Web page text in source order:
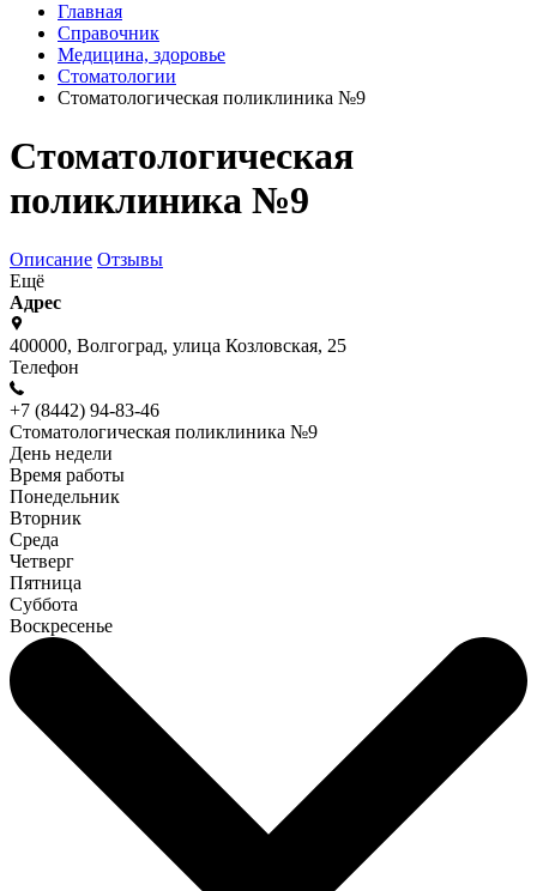
Главная
Справочник
Медицина, здоровье
Стоматологии
Стоматологическая поликлиника №9
Стоматологическая
поликлиника №9
Описание Отзывы
Ещё
Адрес
400000, Волгоград, улица Козловская, 25
Телефон
+7 (8442) 94-83-46
Стоматологическая поликлиника №9
День недели
Время работы
Понедельник
Вторник
Среда
Четверг
Пятница
Суббота
Воскресенье